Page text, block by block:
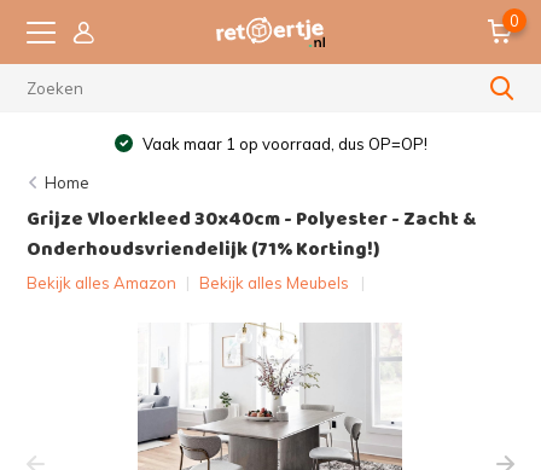
0
Vaak maar 1 op voorraad, dus OP=OP!
Home
Grijze Vloerkleed 30x40cm - Polyester - Zacht &
Onderhoudsvriendelijk (71% Korting!)
Bekijk alles Amazon | Bekijk alles Meubels